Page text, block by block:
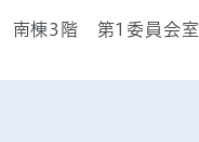
南棟3階 第1委員会室